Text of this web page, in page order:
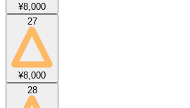
¥8,000
27
¥8,000
28